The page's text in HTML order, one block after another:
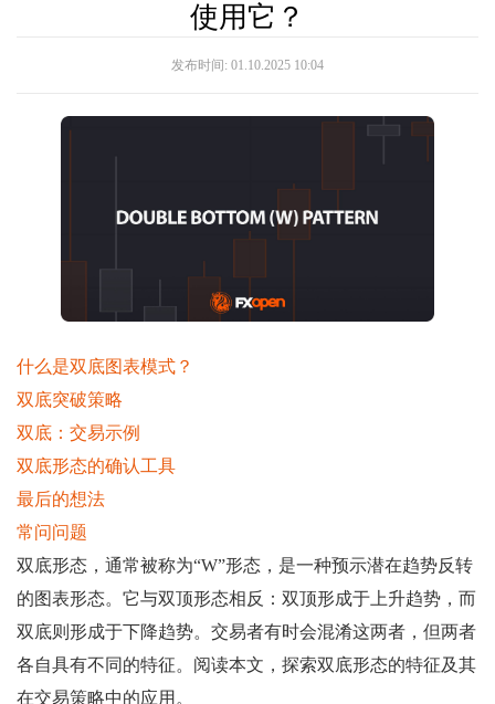
使用它？
发布时间: 01.10.2025 10:04
什么是双底图表模式？
双底突破策略
双底：交易示例
双底形态的确认工具
最后的想法
常问问题
双底形态，通常被称为“W”形态，是一种预示潜在趋势反转
的图表形态。它与双顶形态相反：双顶形成于上升趋势，而
双底则形成于下降趋势。交易者有时会混淆这两者，但两者
各自具有不同的特征。阅读本文，探索双底形态的特征及其
在交易策略中的应用。